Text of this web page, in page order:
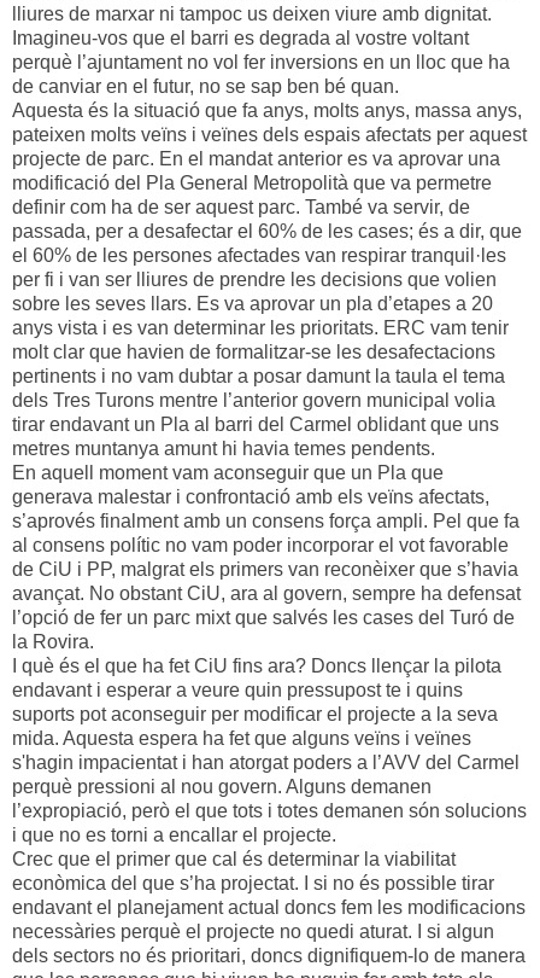
lliures de marxar ni tampoc us deixen viure amb dignitat.
Imagineu-vos que el barri es degrada al vostre voltant
perquè l’ajuntament no vol fer inversions en un lloc que ha
de canviar en el futur, no se sap ben bé quan.
Aquesta és la situació que fa anys, molts anys, massa anys,
pateixen molts veïns i veïnes dels espais afectats per aquest
projecte de parc. En el mandat anterior es va aprovar una
modificació del Pla General Metropolità que va permetre
definir com ha de ser aquest parc. També va servir, de
passada, per a desafectar el 60% de les cases; és a dir, que
el 60% de les persones afectades van respirar tranquil·les
per fi i van ser lliures de prendre les decisions que volien
sobre les seves llars. Es va aprovar un pla d’etapes a 20
anys vista i es van determinar les prioritats. ERC vam tenir
molt clar que havien de formalitzar-se les desafectacions
pertinents i no vam dubtar a posar damunt la taula el tema
dels Tres Turons mentre l’anterior govern municipal volia
tirar endavant un Pla al barri del Carmel oblidant que uns
metres muntanya amunt hi havia temes pendents.
En aquell moment vam aconseguir que un Pla que
generava malestar i confrontació amb els veïns afectats,
s’aprovés finalment amb un consens força ampli. Pel que fa
al consens polític no vam poder incorporar el vot favorable
de CiU i PP, malgrat els primers van reconèixer que s’havia
avançat. No obstant CiU, ara al govern, sempre ha defensat
l’opció de fer un parc mixt que salvés les cases del Turó de
la Rovira.
I què és el que ha fet CiU fins ara? Doncs llençar la pilota
endavant i esperar a veure quin pressupost te i quins
suports pot aconseguir per modificar el projecte a la seva
mida. Aquesta espera ha fet que alguns veïns i veïnes
s'hagin impacientat i han atorgat poders a l’AVV del Carmel
perquè pressioni al nou govern. Alguns demanen
l’expropiació, però el que tots i totes demanen són solucions
i que no es torni a encallar el projecte.
Crec que el primer que cal és determinar la viabilitat
econòmica del que s’ha projectat. I si no és possible tirar
endavant el planejament actual doncs fem les modificacions
necessàries perquè el projecte no quedi aturat. I si algun
dels sectors no és prioritari, doncs dignifiquem-lo de manera